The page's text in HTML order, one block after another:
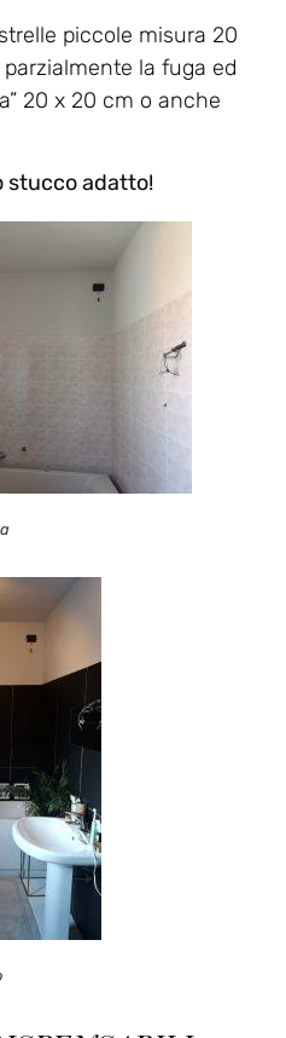
piccole misura 20
la fuga ed
20 x 20 cm o anche
stucco adatto!